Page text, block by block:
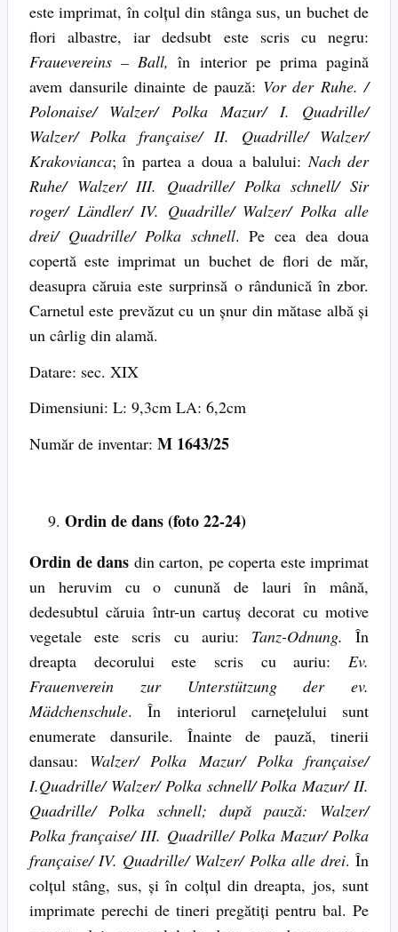
este imprimat, în colțul din stânga sus, un buchet de
flori albastre, iar dedsubt este scris cu negru:
Frauevereins – Ball, în interior pe prima pagină
avem dansurile dinainte de pauză: Vor der Ruhe. /
Polonaise/ Walzer/ Polka Mazur/ I. Quadrille/
Walzer/ Polka française/ II. Quadrille/ Walzer/
Krakovianca; în partea a doua a balului:Nach der
Ruhe/ Walzer/ III. Quadrille/ Polka schnell/ Sir
roger/ Ländler/ IV. Quadrille/ Walzer/ Polka alle
drei/ Quadrille/ Polka schnell. Pe cea dea doua
copertă este imprimat un buchet de flori de măr,
deasupra căruia este surprinsă o rândunică în zbor.
Carnetul este prevăzut cu un șnur din mătase albă și
un cârlig din alamă.
Datare: sec. XIX
Dimensiuni: L: 9,3cm LA: 6,2cm
Număr de inventar: M 1643/25
Ordin de dans (foto 22-24)
Ordin de dans din carton, pe coperta este imprimat
un heruvim cu o cunună de lauri în mână,
dedesubtul căruia într-un cartuș decorat cu motive
vegetale este scris cu auriu: Tanz-Odnung. În
dreapta decorului este scris cu auriu: Ev.
Frauenverein zur Unterstützung der ev.
Mädchenschule. În interiorul carnețelului sunt
enumerate dansurile. Înainte de pauză, tinerii
dansau: Walzer/ Polka Mazur/ Polka française/
I.Quadrille/ Walzer/ Polka schnell/ Polka Mazur/ II.
Quadrille/ Polka schnell; după pauză: Walzer/
Polka française/ III. Quadrille/ Polka Mazur/ Polka
française/ IV. Quadrille/ Walzer/ Polka alle drei. În
colțul stâng, sus, și în colțul din dreapta, jos, sunt
imprimate perechi de tineri pregătiți pentru bal. Pe